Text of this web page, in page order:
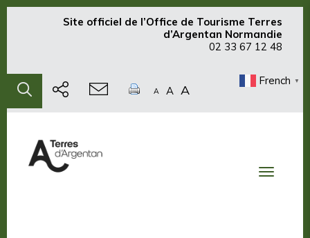
Site officiel de l’Office de Tourisme Terres
d’Argentan Normandie
02 33 67 12 48
A A A
French ▼
Toggle